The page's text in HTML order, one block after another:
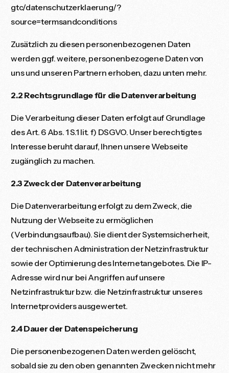
gtc/datenschutzerklaerung/?
source=termsandconditions
Zusätzlich zu diesen personenbezogenen Daten
werden ggf. weitere, personenbezogene Daten von
uns und unseren Partnern erhoben, dazu unten mehr.
2.2 Rechtsgrundlage für die Datenverarbeitung
Die Verarbeitung dieser Daten erfolgt auf Grundlage
des Art. 6 Abs. 1 S.1 lit. f) DSGVO. Unser berechtigtes
Interesse beruht darauf, Ihnen unsere Webseite
zugänglich zu machen.
2.3 Zweck der Datenverarbeitung
Die Datenverarbeitung erfolgt zu dem Zweck, die
Nutzung der Webseite zu ermöglichen
(Verbindungsaufbau). Sie dient der Systemsicherheit,
der technischen Administration der Netzinfrastruktur
sowie der Optimierung des Internetangebotes. Die IP-
Adresse wird nur bei Angriffen auf unsere
Netzinfrastruktur bzw. die Netzinfrastruktur unseres
Internetproviders ausgewertet.
2.4 Dauer der Datenspeicherung
Die personenbezogenen Daten werden gelöscht,
sobald sie zu den oben genannten Zwecken nicht mehr